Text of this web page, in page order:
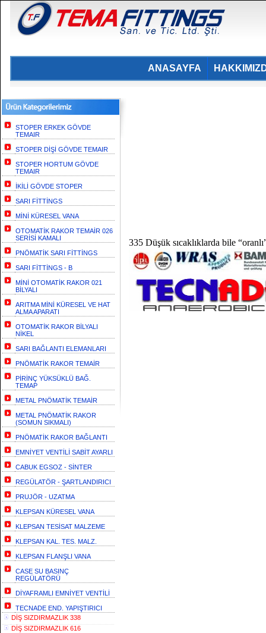
ANASAYFA
STOPER ERKEK GÖVDE
TEMAIR
STOPER DİŞİ GÖVDE TEMAIR
STOPER HORTUM GÖVDE
TEMAIR
İKİLİ GÖVDE STOPER
SARI FİTTİNGS
MİNİ KÜRESEL VANA
OTOMATİK RAKOR TEMAİR 026
SERİSİ KAMALI
PNÖMATİK SARI FİTTİNGS
SARI FİTTİNGS - B
MİNİ OTOMATİK RAKOR 021
BİLYALI
ARITMA MİNİ KÜRESEL VE HAT
ALMA APARATI
OTOMATİK RAKOR BİLYALI
NİKEL
SARI BAĞLANTI ELEMANLARI
PNÖMATİK RAKOR TEMAİR
PİRİNÇ YÜKSÜKLÜ BAĞ.
TEMAP
METAL PNÖMATİK TEMAİR
METAL PNÖMATİK RAKOR
(SOMUN SIKMALI)
PNÖMATİK RAKOR BAĞLANTI
EMNİYET VENTİLİ SABİT AYARLI
CABUK EGSOZ - SİNTER
REGÜLATÖR - ŞARTLANDIRICI
PRUJÖR - UZATMA
KLEPSAN KÜRESEL VANA
KLEPSAN TESİSAT MALZEME
KLEPSAN KAL. TES. MALZ.
KLEPSAN FLANŞLI VANA
CASE SU BASINÇ
REGÜLATÖRÜ
DİYAFRAMLI EMNİYET VENTİLİ
TECNADE END. YAPIŞTIRICI
DİŞ SIZDIRMAZLIK 338
DİŞ SIZDIRMAZLIK 616
335 Düşük sıcaklıklarda bile